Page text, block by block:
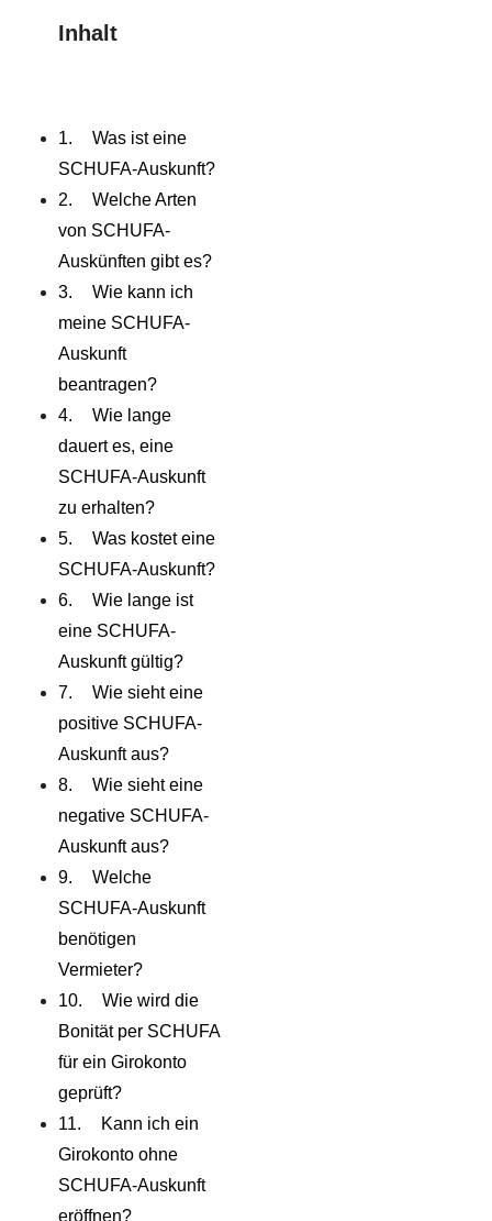
Inhalt
Was ist eine
SCHUFA-Auskunft?
Welche Arten
von SCHUFA-
Auskünften gibt es?
Wie kann ich
meine SCHUFA-
Auskunft
beantragen?
Wie lange
dauert es, eine
SCHUFA-Auskunft
zu erhalten?
Was kostet eine
SCHUFA-Auskunft?
Wie lange ist
eine SCHUFA-
Auskunft gültig?
Wie sieht eine
positive SCHUFA-
Auskunft aus?
Wie sieht eine
negative SCHUFA-
Auskunft aus?
Welche
SCHUFA-Auskunft
benötigen
Vermieter?
Wie wird die
Bonität per SCHUFA
für ein Girokonto
geprüft?
Kann ich ein
Girokonto ohne
SCHUFA-Auskunft
eröffnen?